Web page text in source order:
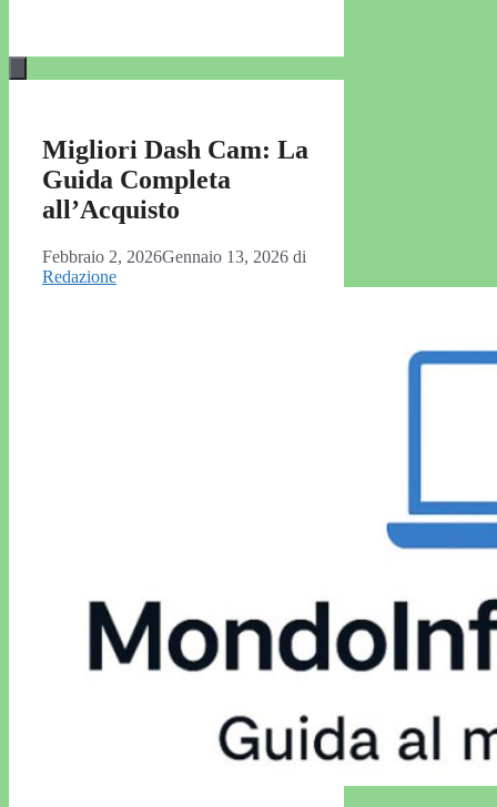
Migliori Dash Cam: La
Guida Completa
all’Acquisto
Febbraio 2, 2026Gennaio 13, 2026 di
Redazione